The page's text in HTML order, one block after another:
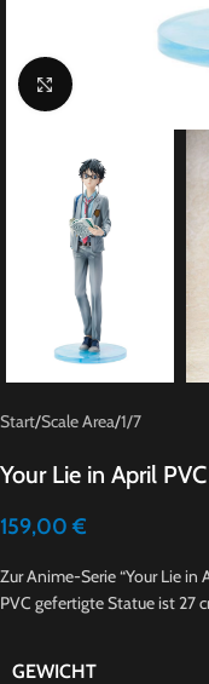
Click to enlarge
Start/Scale Area/1/7
Your Lie in April
159,00 €
Zur Anime-Serie “Your Lie
PVC gefertigte Statue ist 27
GEWICHT